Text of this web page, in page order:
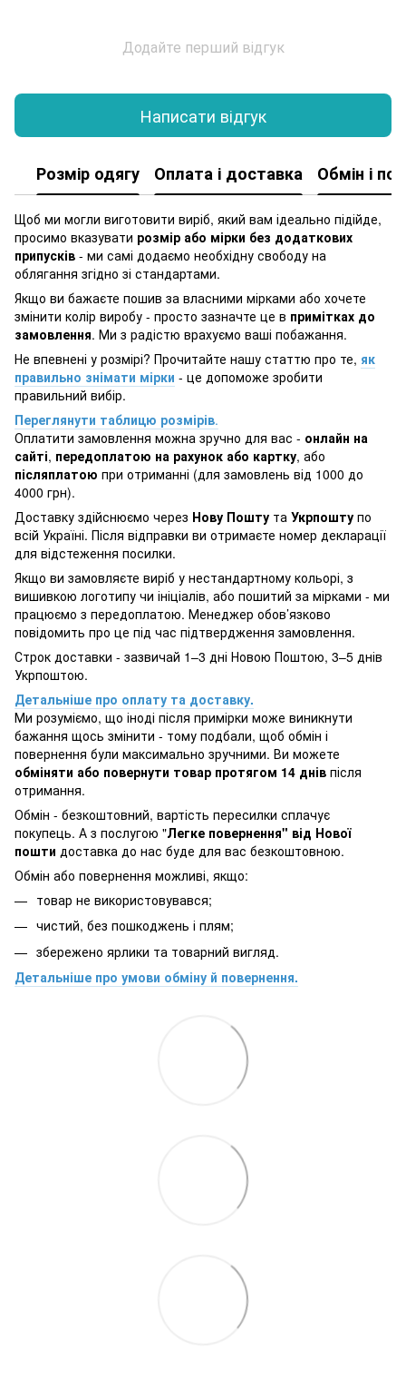
Додайте перший відгук
Написати відгук
Розмір одягу Оплата і доставка Обмін і
Щоб ми могли виготовити виріб, який вам ідеально підійде,
просимо вказувати розмір або мірки без додаткових
припусків - ми самі додаємо необхідну свободу на
облягання згідно зі стандартами.
Якщо ви бажаєте пошив за власними мірками або хочете
змінити колір виробу - просто зазначте це в примітках до
замовлення. Ми з радістю врахуємо ваші побажання.
Не впевнені у розмірі? Прочитайте нашу статтю про те, як
правильно знімати мірки - це допоможе зробити
правильний вибір.
Переглянути таблицю розмірів.
Оплатити замовлення можна зручно для вас - онлайн на
сайті, передоплатою на рахунок або картку, або
післяплатою при отриманні (для замовлень від 1000 до
4000 грн).
Доставку здійснюємо через Нову Пошту та Укрпошту по
всій Україні. Після відправки ви отримаєте номер декларації
для відстеження посилки.
Якщо ви замовляєте виріб у нестандартному кольорі, з
вишивкою логотипу чи ініціалів, або пошитий за мірками - ми
працюємо з передоплатою. Менеджер обов’язково
повідомить про це під час підтвердження замовлення.
Строк доставки - зазвичай 1–3 дні Новою Поштою, 3–5 днів
Укрпоштою.
Детальніше про оплату та доставку.
Ми розуміємо, що іноді після примірки може виникнути
бажання щось змінити - тому подбали, щоб обмін і
повернення були максимально зручними. Ви можете
обміняти або повернути товар протягом 14 днів після
отримання.
Обмін - безкоштовний, вартість пересилки сплачує
покупець. А з послугою "Легке повернення" від Нової
пошти доставка до нас буде для вас безкоштовною.
Обмін або повернення можливі, якщо:
товар не використовувався;
чистий, без пошкоджень і плям;
збережено ярлики та товарний вигляд.
Детальніше про умови обміну й повернення.